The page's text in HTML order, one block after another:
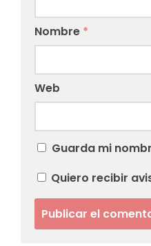
Nombre *
Web
Guarda mi
Quiero recibir